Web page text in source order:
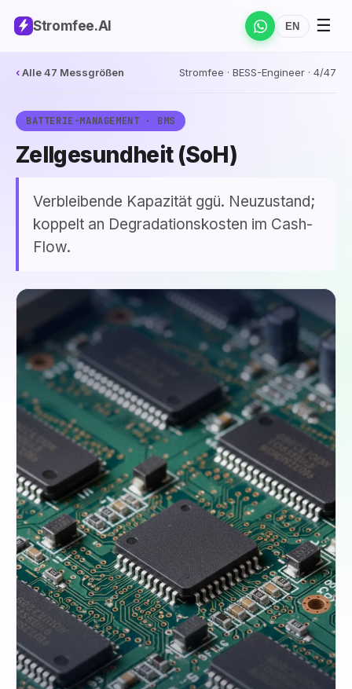
Stromfee.AI EN ☰
‹Alle 47 Messgrößen Stromfee · BESS-Engineer · 4/47
BATTERIE-MANAGEMENT · BMS
Zellgesundheit (SoH)
Verbleibende Kapazität ggü. Neuzustand;
koppelt an Degradationskosten im Cash-
Flow.